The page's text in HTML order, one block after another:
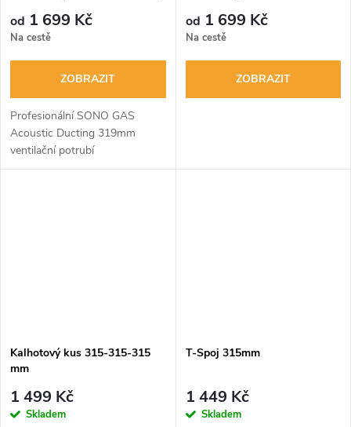
od 1 699 Kč
Na cestě
ZOBRAZIT
Profesionální SONO GAS
Acoustic Ducting 319mm
ventilační potrubí
odhlučněné. Prvotřídní a velmi
od 1 699 Kč
Na cestě
ZOBRAZIT
Kalhotový kus 315-315-315
mm
1 499 Kč
Skladem
T-Spoj 315mm
1 449 Kč
Skladem